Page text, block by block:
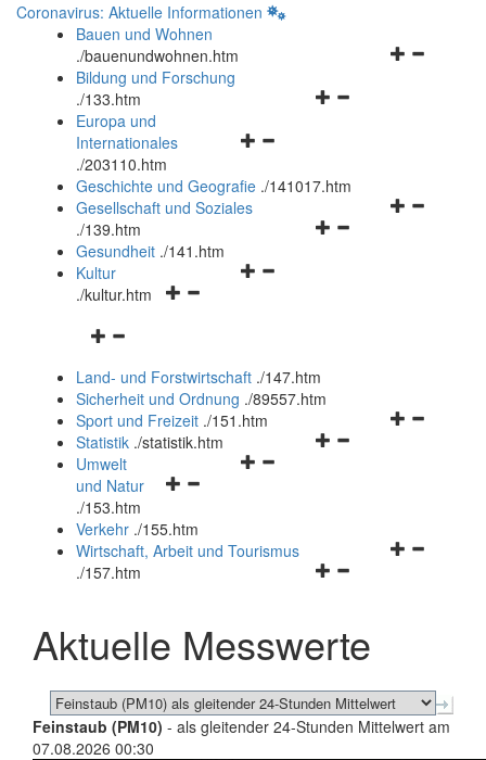
Coronavirus: Aktuelle Informationen
Bauen und Wohnen
./bauenundwohnen.htm
Navigationsmenü
Bildung und Forschung
./133.htm
Navigationsmenü
und
schließen
Europa und
Internationales
./203110.htm
Geschichte und Geografie ./141017.htm
Navigationsmenü
Gesellschaft und Soziales
./139.htm
Navigationsmenü
Gesundheit ./141.htm
Navigationsmenü
Kultur
./kultur.htm
Navigationsmenü
und
schließen
Land- und Forstwirtschaft ./147.htm
Sicherheit und Ordnung ./89557.htm
Navigationsmenü
Sport und Freizeit ./151.htm
Navigationsmenü
Statistik ./statistik.htm
Navigationsmenü
und
schließen
Umwelt
und Natur
./153.htm
Verkehr ./155.htm
Navigationsmenü
schließen
Wirtschaft, Arbeit und Tourismus
./157.htm
Aktuelle Messwerte
Feinstaub (PM10) - als gleitender 24-Stunden Mittelwert am
07.08.2026 00:30